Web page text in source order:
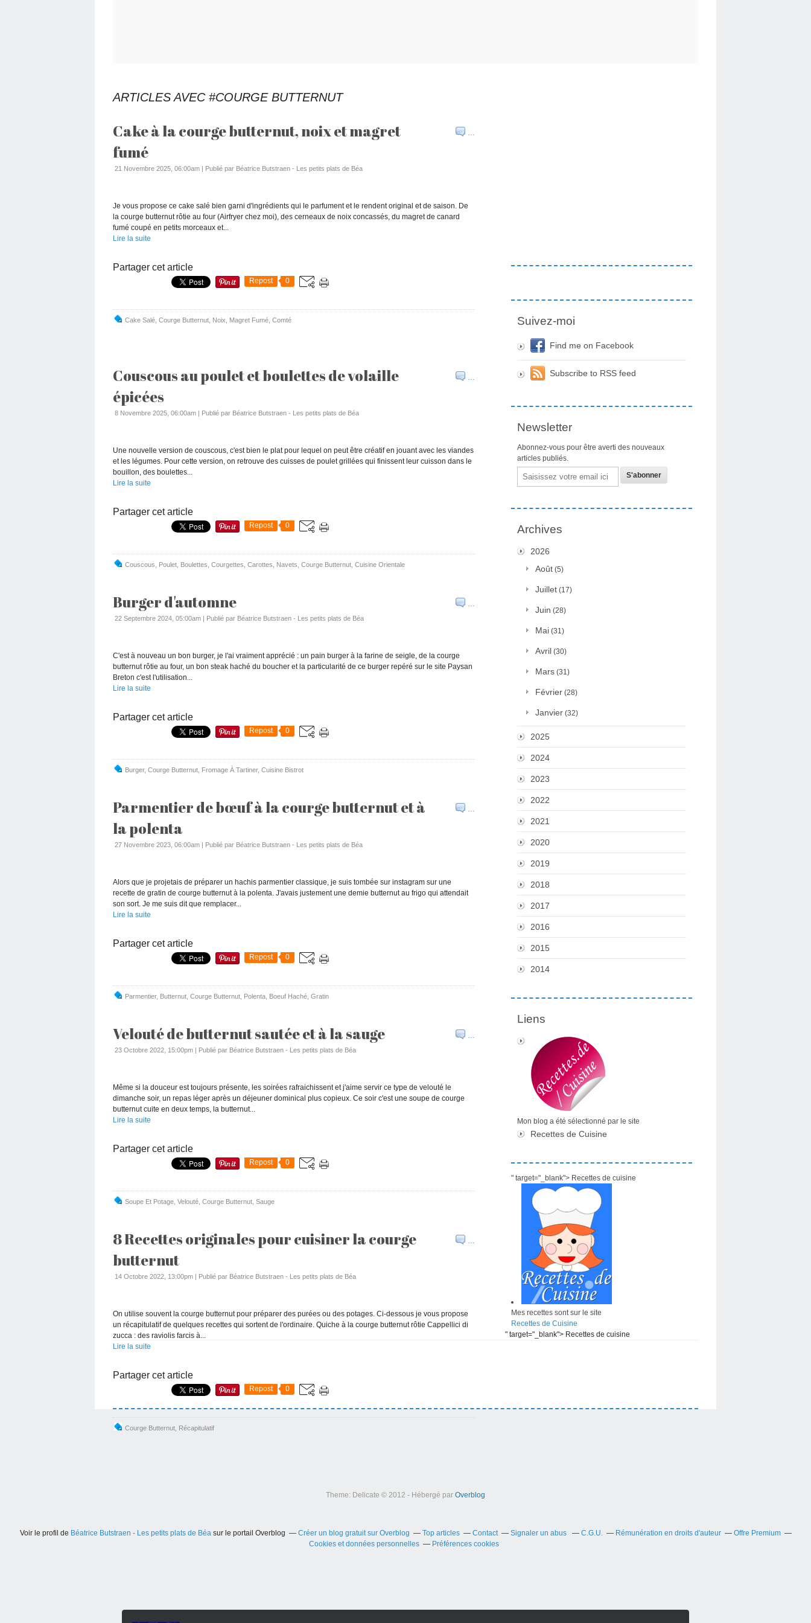
ARTICLES AVEC #COURGE BUTTERNUT
…
Cake à la courge butternut, noix et magret
fumé
21 Novembre 2025, 06:00am | Publié par Béatrice Butstraen - Les petits plats de Béa
Je vous propose ce cake salé bien garni d'ingrédients qui le parfument et le rendent original et de saison. De
la courge butternut rôtie au four (Airfryer chez moi), des cerneaux de noix concassés, du magret de canard
fumé coupé en petits morceaux et...
Lire la suite
Partager cet article
Repost 0
Cake Salé Courge Butternut Noix Magret Fumé Comté
…
Couscous au poulet et boulettes de volaille
épicées
8 Novembre 2025, 06:00am | Publié par Béatrice Butstraen - Les petits plats de Béa
Une nouvelle version de couscous, c'est bien le plat pour lequel on peut être créatif en jouant avec les viandes
et les légumes. Pour cette version, on retrouve des cuisses de poulet grillées qui finissent leur cuisson dans le
bouillon, des boulettes...
Lire la suite
Partager cet article
Repost 0
Couscous Poulet Boulettes Courgettes Carottes Navets Courge Butternut Cuisine Orientale
…
Burger d'automne
22 Septembre 2024, 05:00am | Publié par Béatrice Butstraen - Les petits plats de Béa
C'est à nouveau un bon burger, je l'ai vraiment apprécié : un pain burger à la farine de seigle, de la courge
butternut rôtie au four, un bon steak haché du boucher et la particularité de ce burger repéré sur le site Paysan
Breton c'est l'utilisation...
Lire la suite
Partager cet article
Repost 0
Burger, Courge Butternut Fromage À Tartiner, Cuisine Bistrot
…
Parmentier de bœuf à la courge butternut et à
la polenta
27 Novembre 2023, 06:00am | Publié par Béatrice Butstraen - Les petits plats de Béa
Alors que je projetais de préparer un hachis parmentier classique, je suis tombée sur instagram sur une
recette de gratin de courge butternut à la polenta. J'avais justement une demie butternut au frigo qui attendait
son sort. Je me suis dit que remplacer...
Lire la suite
Partager cet article
Repost 0
Parmentier, Butternut Courge Butternut Polenta Boeuf Haché Gratin
…
Velouté de butternut sautée et à la sauge
23 Octobre 2022, 15:00pm | Publié par Béatrice Butstraen - Les petits plats de Béa
Même si la douceur est toujours présente, les soirées rafraichissent et j'aime servir ce type de velouté le
dimanche soir, un repas léger après un déjeuner dominical plus copieux. Ce soir c'est une soupe de courge
butternut cuite en deux temps, la butternut...
Lire la suite
Partager cet article
Repost 0
Soupe Et Potage Velouté Courge Butternut Sauge
…
8 Recettes originales pour cuisiner la courge
butternut
14 Octobre 2022, 13:00pm | Publié par Béatrice Butstraen - Les petits plats de Béa
On utilise souvent la courge butternut pour préparer des purées ou des potages. Ci-dessous je vous propose
un récapitulatif de quelques recettes qui sortent de l'ordinaire. Quiche à la courge butternut rôtie Cappellici di
zucca : des raviolis farcis à...
Lire la suite
Partager cet article
Repost 0
Courge Butternut Récapitulatif
Suivez-moi
Find me on Facebook
Subscribe to RSS feed
Newsletter
Abonnez-vous pour être averti des nouveaux
articles publiés.
Email
Archives
2026
Août (5)
Juillet (17)
Juin (28)
Mai (31)
Avril (30)
Mars (31)
Février (28)
Janvier (32)
2025
2024
2023
2022
2021
2020
2019
2018
2017
2016
2015
2014
Liens
Mon blog a été sélectionné par le site
Recettes de Cuisine
" target="_blank"> Recettes de cuisine
Mes recettes sont sur le site
Recettes de Cuisine
" target="_blank"> Recettes de cuisine
Theme: Delicate © 2012 - Hébergé par Overblog
Voir le profil de Béatrice Butstraen - Les petits plats de Béasur le portail Overblog Créer un blog gratuit sur Overblog Top articles Contact Signaler un abus C.G.U. Rémunération en droits d'auteur
Offre Premium
Cookies et données personnelles
Préférences cookies